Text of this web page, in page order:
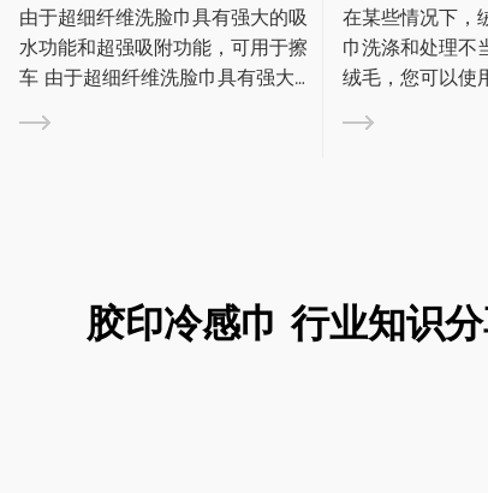
的吸
于擦
大的
可用
在某些情况下，绒毛是超细纤维毛
巾洗涤和处理不当造成的。要去除
绒毛，您可以使用绒毛滚筒、绒毛
刷或遮蔽胶带来捕获绒毛。清洁超
细纤维布时，请务必遵循标签上的
运动时
水流入
吸汗毛
在材
胶印冷感巾 行业知识